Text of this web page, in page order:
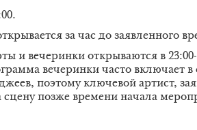
за час до заявленного
и вечеринки открываются в
вечеринки часто включает в
поэтому ключевой артист,
позже времени начала